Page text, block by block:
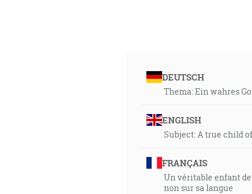
DEUTSCH
Thema: Ein wahres
ENGLISH
Subject: A true child
FRANÇAIS
Un véritable enfant
non sur sa langue